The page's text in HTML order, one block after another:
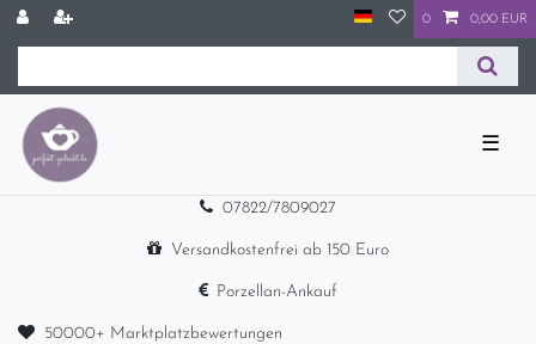
0 0,00 EUR
☰
07822/7809027
Versandkostenfrei ab 150 Euro
Porzellan-Ankauf
50000+ Marktplatzbewertungen